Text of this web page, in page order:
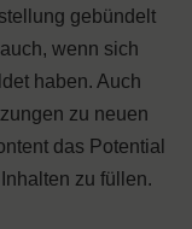
gebündelt
wenn sich
haben. Auch
zu neuen
das Potential
zu füllen.